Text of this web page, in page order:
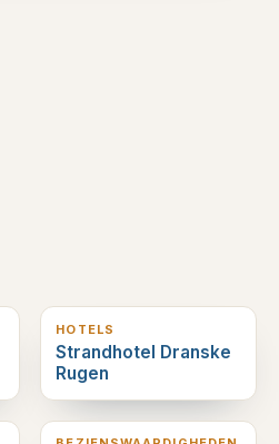
HOTELS
Strandhotel Dranske
Rugen
8 km verderop